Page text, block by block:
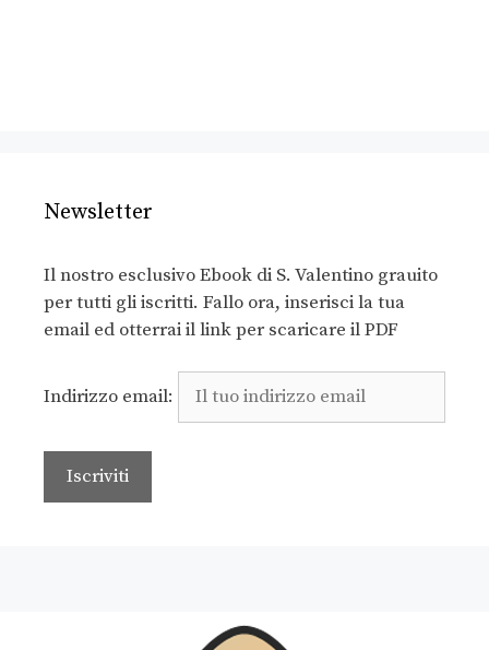
Newsletter
Il nostro esclusivo Ebook di S. Valentino grauito
per tutti gli iscritti. Fallo ora, inserisci la tua
email ed otterrai il link per scaricare il PDF
Indirizzo email: